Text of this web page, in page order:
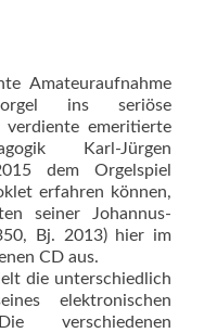
Amateuraufnahme
ins seriöse
verdiente emeritierte
Karl-Jürgen
dem Orgelspiel
erfahren können,
seiner Johannus-
Bj. 2013) hier im
CD aus.
die unterschiedlich
elektronischen
verschiedenen